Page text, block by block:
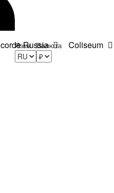
Russia Coliseum
Язык Валюта